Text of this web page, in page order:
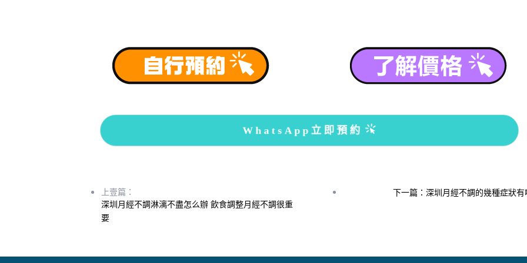
WhatsApp立即預約
上壹篇：
深圳月經不調淋漓不盡怎么辦 飲食調整月經不調很重
要
下一篇：深圳月經不調的幾種症狀有